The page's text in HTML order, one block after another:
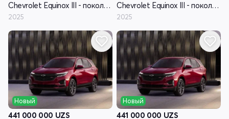
Chevrolet Equinox III - поколение рестайлинг
2025
Chevrolet Equinox III - поколение рестайлинг
2025
Новый
441 000 000 UZS
Новый
441 000 000 UZS